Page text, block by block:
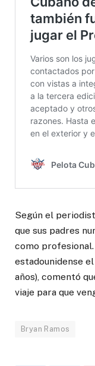
Según el
que sus padres
como profesional.
estadounidense
años), comentó
viaje para que
Bryan Ramos